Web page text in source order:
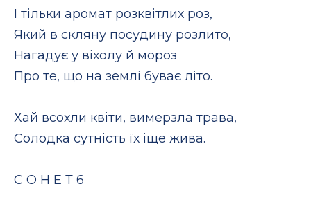
І тільки аромат розквітлих роз,
Який в скляну посудину розлито,
Нагадує у віхолу й мороз
Про те, що на землі буває літо.
Хай всохли квіти, вимерзла трава,
Солодка сутність їх іще жива.
С О Н Е Т 6